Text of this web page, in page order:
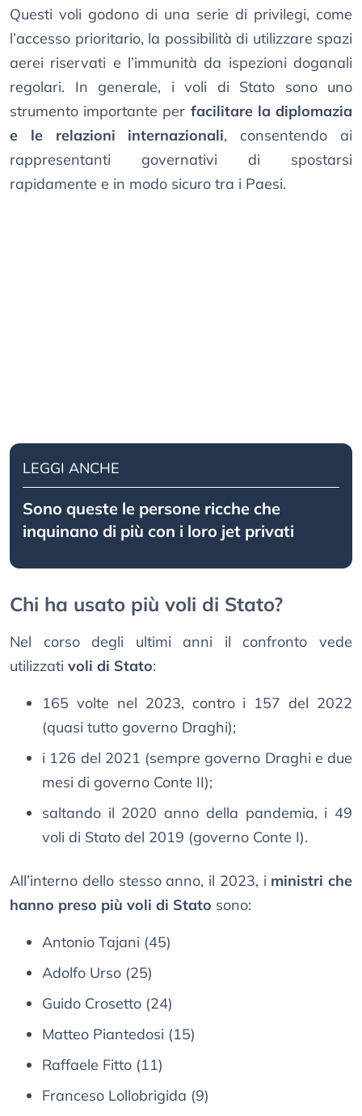
Questi voli godono di una serie di privilegi, come
l’accesso prioritario, la possibilità di utilizzare spazi
aerei riservati e l’immunità da ispezioni doganali
regolari. In generale, i voli di Stato sono uno
strumento importante per facilitare la diplomazia
e le relazioni internazionali, consentendo ai
rappresentanti governativi di spostarsi
rapidamente e in modo sicuro tra i Paesi.
LEGGI ANCHE
Sono queste le persone ricche che
inquinano di più con i loro jet privati
Chi ha usato più voli di Stato?
Nel corso degli ultimi anni il confronto vede
utilizzati voli di Stato:
165 volte nel 2023, contro i 157 del 2022
(quasi tutto governo Draghi);
i 126 del 2021 (sempre governo Draghi e due
mesi di governo Conte II);
saltando il 2020 anno della pandemia, i 49
voli di Stato del 2019 (governo Conte I).
All’interno dello stesso anno, il 2023, i ministri che
hanno preso più voli di Stato sono:
Antonio Tajani (45)
Adolfo Urso (25)
Guido Crosetto (24)
Matteo Piantedosi (15)
Raffaele Fitto (11)
Franceso Lollobrigida (9)